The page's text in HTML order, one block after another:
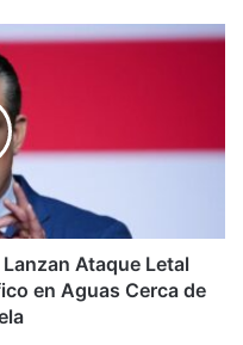
Ataque Letal
en Aguas Cerca de